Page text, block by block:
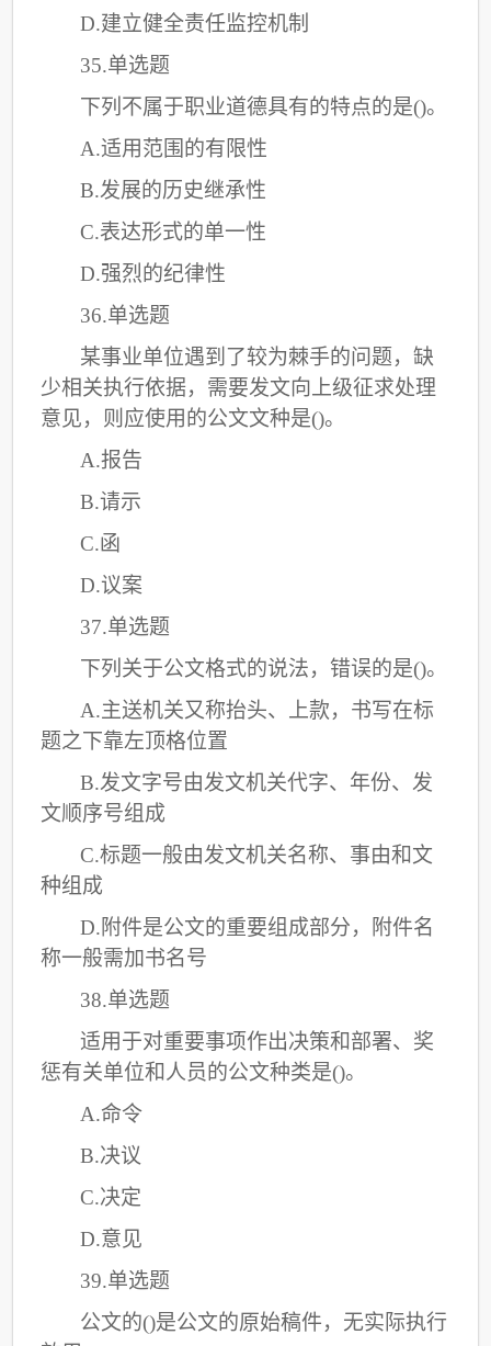
D.建立健全责任监控机制
35.单选题
下列不属于职业道德具有的特点的是()。
A.适用范围的有限性
B.发展的历史继承性
C.表达形式的单一性
D.强烈的纪律性
36.单选题
某事业单位遇到了较为棘手的问题，缺
少相关执行依据，需要发文向上级征求处理
意见，则应使用的公文文种是()。
A.报告
B.请示
C.函
D.议案
37.单选题
下列关于公文格式的说法，错误的是()。
A.主送机关又称抬头、上款，书写在标
题之下靠左顶格位置
B.发文字号由发文机关代字、年份、发
文顺序号组成
C.标题一般由发文机关名称、事由和文
种组成
D.附件是公文的重要组成部分，附件名
称一般需加书名号
38.单选题
适用于对重要事项作出决策和部署、奖
惩有关单位和人员的公文种类是()。
A.命令
B.决议
C.决定
D.意见
39.单选题
公文的()是公文的原始稿件，无实际执行